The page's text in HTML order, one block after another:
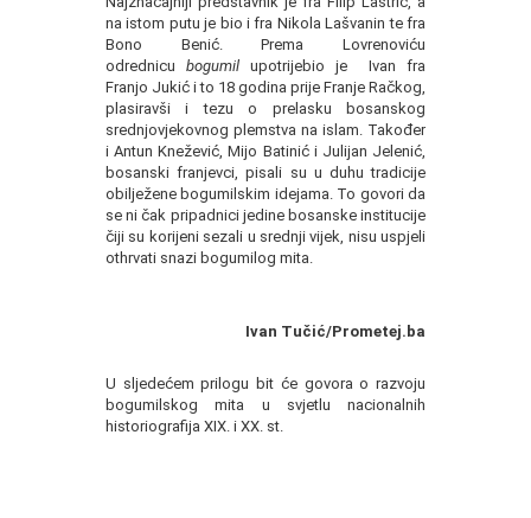
na istom putu je bio i fra Nikola Lašvanin te fra
Bono Benić. Prema Lovrenoviću
odrednicu bogumil upotrijebio je Ivan fra
Franjo Jukić i to 18 godina prije Franje Račkog,
plasiravši i tezu o prelasku bosanskog
srednjovjekovnog plemstva na islam. Također
i Antun Knežević, Mijo Batinić i Julijan Jelenić,
bosanski franjevci, pisali su u duhu tradicije
obilježene bogumilskim idejama. To govori da
se ni čak pripadnici jedine bosanske institucije
čiji su korijeni sezali u srednji vijek, nisu uspjeli
othrvati snazi bogumilog mita.
Ivan Tučić/Prometej.ba
U sljedećem prilogu bit će govora o razvoju
bogumilskog mita u svjetlu nacionalnih
historiografija XIX. i XX. st.